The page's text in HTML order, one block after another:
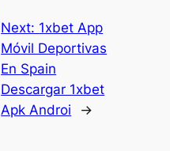
Next: 1xbet App
Móvil Deportivas
En Spain
Descargar 1xbet
Apk Androi
→